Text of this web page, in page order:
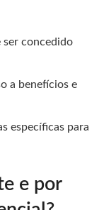
ser concedido
a benefícios e
específicas para
e por